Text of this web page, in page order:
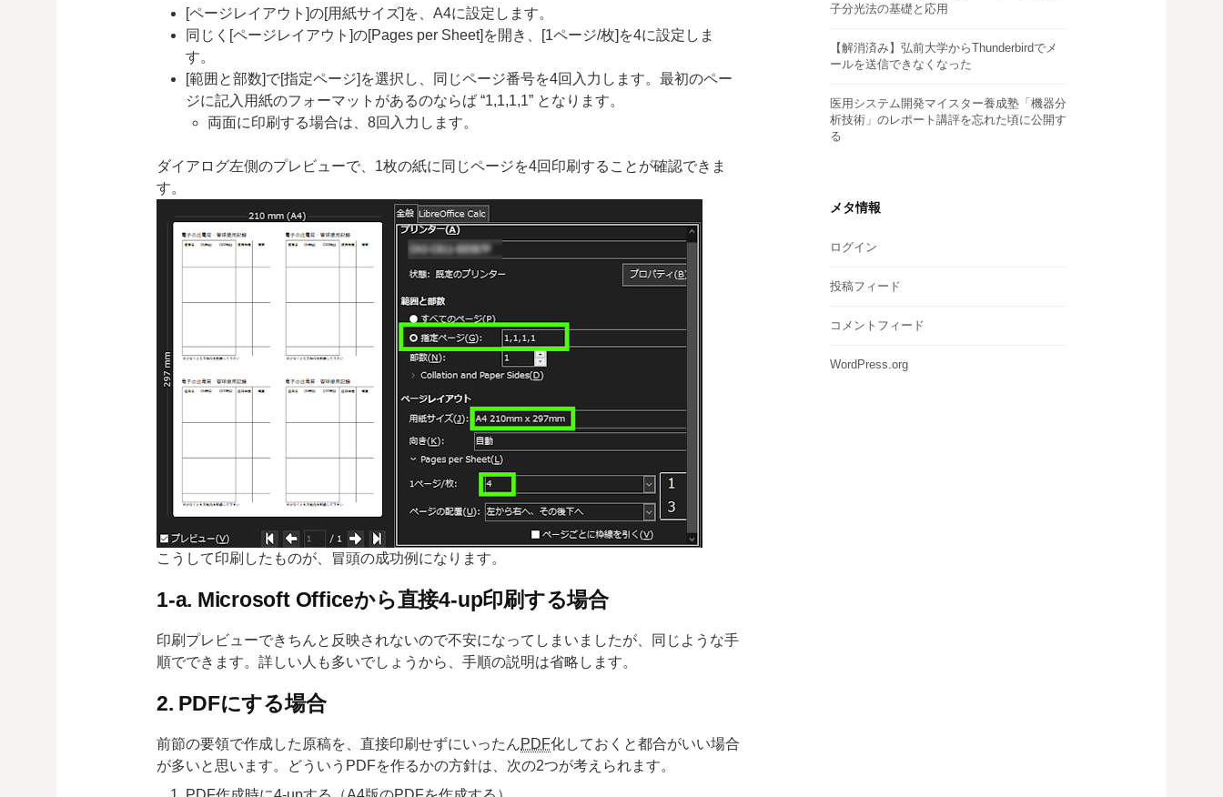
[ページレイアウト]の[用紙サイズ]を、A4に設定します。
同じく[ページレイアウト]の[Pages per Sheet]を開き、[1ページ/枚]を4に設定しま
す。
[範囲と部数]で[指定ページ]を選択し、同じページ番号を4回入力します。最初のペー
ジに記入用紙のフォーマットがあるのならば “1,1,1,1” となります。
両面に印刷する場合は、8回入力します。
ダイアログ左側のプレビューで、1枚の紙に同じページを4回印刷することが確認できま
す。
こうして印刷したものが、冒頭の成功例になります。
1-a. Microsoft Officeから直接4-up印刷する場合
印刷プレビューできちんと反映されないので不安になってしまいましたが、同じような手
順でできます。詳しい人も多いでしょうから、手順の説明は省略します。
2. PDFにする場合
前節の要領で作成した原稿を、直接印刷せずにいったんPDF化しておくと都合がいい場合
が多いと思います。どういうPDFを作るかの方針は、次の2つが考えられます。
子分光法の基礎と応用
【解消済み】弘前大学からThunderbirdでメ
ールを送信できなくなった
医用システム開発マイスター養成塾「機器分
析技術」のレポート講評を忘れた頃に公開す
る
メタ情報
ログイン
投稿フィード
コメントフィード
WordPress.org